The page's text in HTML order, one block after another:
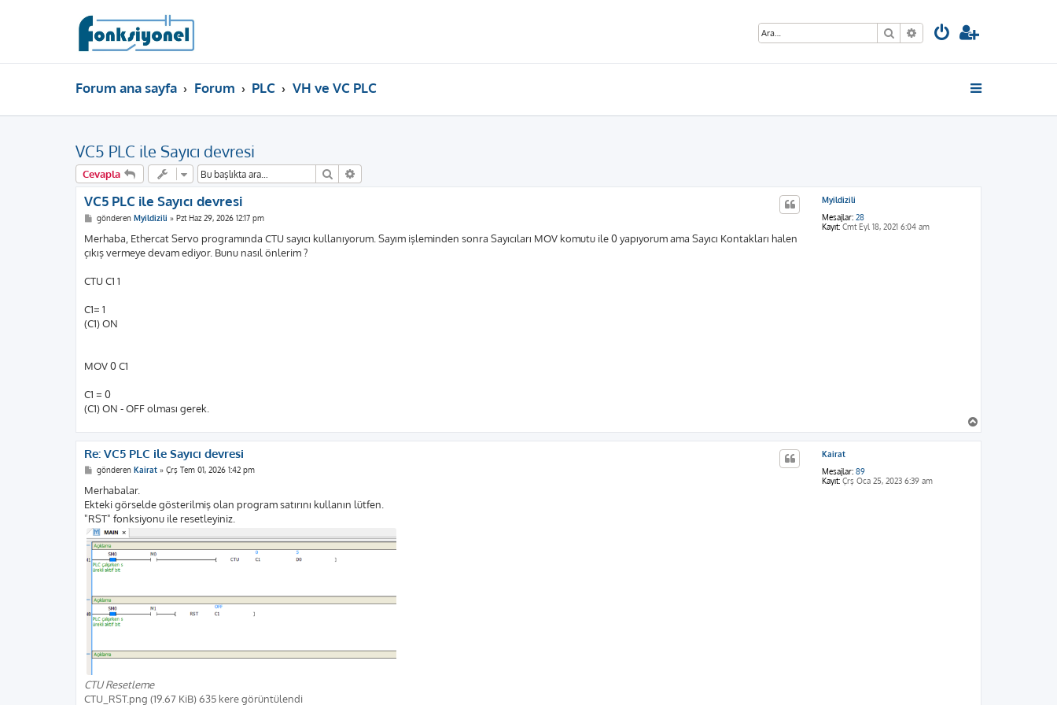
Ara Gelişmiş arama
Forum ana sayfa Forum PLC VH ve VC PLC
VC5 PLC ile Sayıcı devresi
Cevapla Ara
Myildizili
Mesajlar: 28
Kayıt: Cmt Eyl 18, 2021 6:04 am
VC5 PLC ile Sayıcı devresi
M
s
a
j
gönderen Myildizili » Pzt Haz 29, 2026 12:17 pm
Merhaba, Ethercat Servo programında CTU sayıcı kullanıyorum. Sayım işleminden sonra Sayıcıları MOV komutu ile 0 yapıyorum ama Sayıcı Kontakları halen
çıkış vermeye devam ediyor. Bunu nasıl önlerim ?
CTU C1 1
C1= 1
(C1) ON
MOV 0 C1
C1 = 0
(C1) ON - OFF olması gerek.
a
ş
Kairat
Mesajlar: 89
Kayıt: Çrş Oca 25, 2023 6:39 am
Re: VC5 PLC ile Sayıcı devresi
M
s
a
j
gönderen Kairat» Çrş Tem 01, 2026 1:42 pm
Merhabalar.
Ekteki görselde gösterilmiş olan program satırını kullanın lütfen.
"RST" fonksiyonu ile resetleyiniz.
CTU Resetleme
CTU_RST.png (19.67 KiB) 635 kere görüntülendi